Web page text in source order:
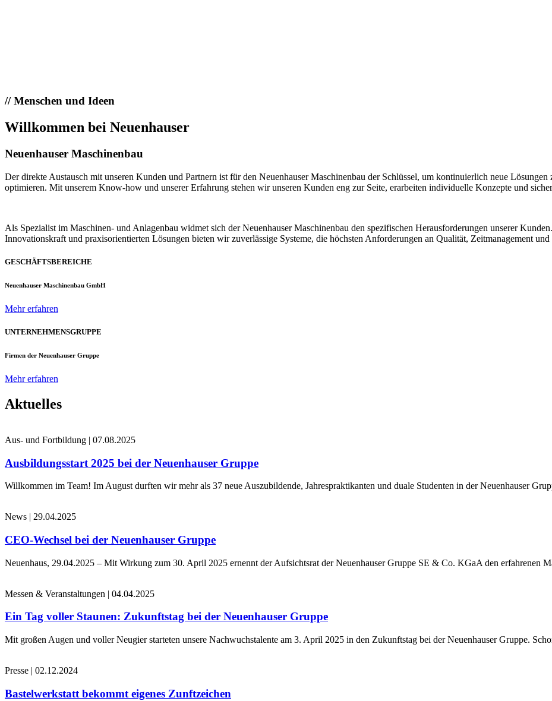
//Menschen und Ideen
Willkommen bei Neuenhauser
Neuenhauser Maschinenbau
Der direkte Austausch mit unseren Kunden und Partnern ist für den Neuenhauser Maschinenbau der Schlüssel, um kontinuierlich neue
optimieren. Mit unserem Know-how und unserer Erfahrung stehen wir unseren Kunden eng zur Seite, erarbeiten individuelle Konzepte und
Als Spezialist im Maschinen- und Anlagenbau widmet sich der Neuenhauser Maschinenbau den spezifischen Herausforderungen unserer
Innovationskraft und praxisorientierten Lösungen bieten wir zuverlässige Systeme, die höchsten Anforderungen an Qualität, Zeitmanagement
GESCHÄFTSBEREICHE
Neuenhauser Maschinenbau GmbH
Mehr erfahren
UNTERNEHMENSGRUPPE
Firmen der Neuenhauser Gruppe
Mehr erfahren
Aktuelles
Aus- und Fortbildung | 07.08.2025
Ausbildungsstart 2025 bei der Neuenhauser Gruppe
Willkommen im Team! Im August durften wir mehr als 37 neue Auszubildende, Jahrespraktikanten und duale Studenten in der Neuenhauser
News | 29.04.2025
CEO-Wechsel bei der Neuenhauser Gruppe
Neuenhaus, 29.04.2025 – Mit Wirkung zum 30. April 2025 ernennt der Aufsichtsrat der Neuenhauser Gruppe SE & Co. KGaA den erfahrenen
Messen & Veranstaltungen | 04.04.2025
Ein Tag voller Staunen: Zukunftstag bei der Neuenhauser Gruppe
Mit großen Augen und voller Neugier starteten unsere Nachwuchstalente am 3. April 2025 in den Zukunftstag bei der Neuenhauser Gruppe.
Presse | 02.12.2024
Bastelwerkstatt bekommt eigenes Zunftzeichen